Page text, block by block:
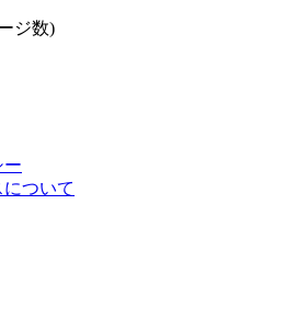
ジ数)
ー
ついて